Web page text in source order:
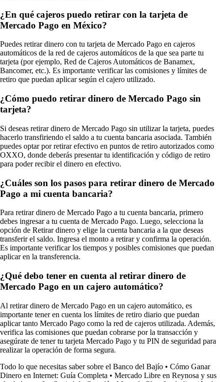
¿En qué cajeros puedo retirar con la tarjeta de
Mercado Pago en México?
Puedes retirar dinero con tu tarjeta de Mercado Pago en cajeros
automáticos de la red de cajeros automáticos de la que sea parte tu
tarjeta (por ejemplo, Red de Cajeros Automáticos de Banamex,
Bancomer, etc.). Es importante verificar las comisiones y límites de
retiro que puedan aplicar según el cajero utilizado.
¿Cómo puedo retirar dinero de Mercado Pago sin
tarjeta?
Si deseas retirar dinero de Mercado Pago sin utilizar la tarjeta, puedes
hacerlo transfiriendo el saldo a tu cuenta bancaria asociada. También
puedes optar por retirar efectivo en puntos de retiro autorizados como
OXXO, donde deberás presentar tu identificación y código de retiro
para poder recibir el dinero en efectivo.
¿Cuáles son los pasos para retirar dinero de Mercado
Pago a mi cuenta bancaria?
Para retirar dinero de Mercado Pago a tu cuenta bancaria, primero
debes ingresar a tu cuenta de Mercado Pago. Luego, selecciona la
opción de Retirar dinero y elige la cuenta bancaria a la que deseas
transferir el saldo. Ingresa el monto a retirar y confirma la operación.
Es importante verificar los tiempos y posibles comisiones que puedan
aplicar en la transferencia.
¿Qué debo tener en cuenta al retirar dinero de
Mercado Pago en un cajero automático?
Al retirar dinero de Mercado Pago en un cajero automático, es
importante tener en cuenta los límites de retiro diario que puedan
aplicar tanto Mercado Pago como la red de cajeros utilizada. Además,
verifica las comisiones que puedan cobrarse por la transacción y
asegúrate de tener tu tarjeta Mercado Pago y tu PIN de seguridad para
realizar la operación de forma segura.
Todo lo que necesitas saber sobre el Banco del Bajío • Cómo Ganar
Dinero en Internet: Guía Completa • Mercado Libre en Reynosa y sus